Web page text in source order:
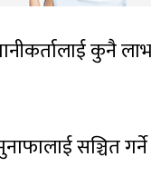
कुनै
सञ्चित गर्ने